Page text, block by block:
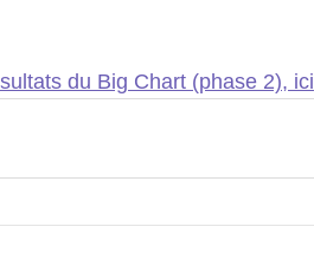
du Big Chart (phase 2), ici